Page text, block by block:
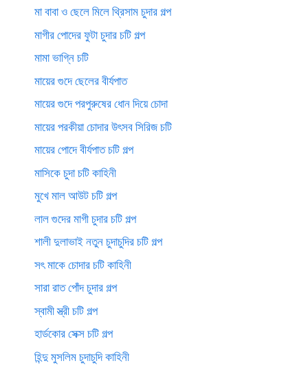
মা বাবা ও ছেলে মিলে থ্রিসাম চুদার গল্প
মাগীর পোদের ফুটা চুদার চটি গল্প
মামা ভাগ্নি চটি
মায়ের গুদে ছেলের বীর্যপাত
মায়ের গুদে পরপুরুষের ধোন দিয়ে চোদা
মায়ের পরকীয়া চোদার উৎসব সিরিজ চটি
মায়ের পোদে বীর্যপাত চটি গল্প
মাসিকে চুদা চটি কাহিনী
মুখে মাল আউট চটি গল্প
লাল গুদের মাগী চুদার চটি গল্প
শালী দুলাভাই নতুন চুদাচুদির চটি গল্প
সৎ মাকে চোদার চটি কাহিনী
সারা রাত পোঁদ চুদার গল্প
স্বামী স্ত্রী চটি গল্প
হার্ডকোর সেক্স চটি গল্প
হিন্দু মুসলিম চুদাচুদি কাহিনী